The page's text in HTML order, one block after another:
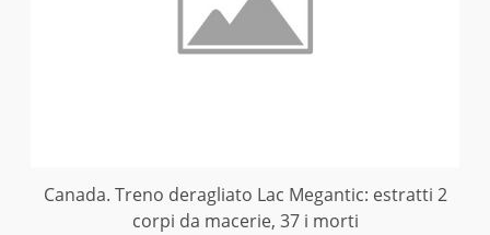
Canada. Treno deragliato Lac Megantic: estratti 2
corpi da macerie, 37 i morti